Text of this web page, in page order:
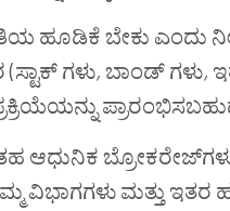
ಹೂಡಿಕೆ ಬೇಕು ಎಂದು
ಗಳು, ಬಾಂಡ್ ಗಳು,
ಆಧುನಿಕ
ವಿಭಾಗಗಳು ಮತ್ತು ಇತರ